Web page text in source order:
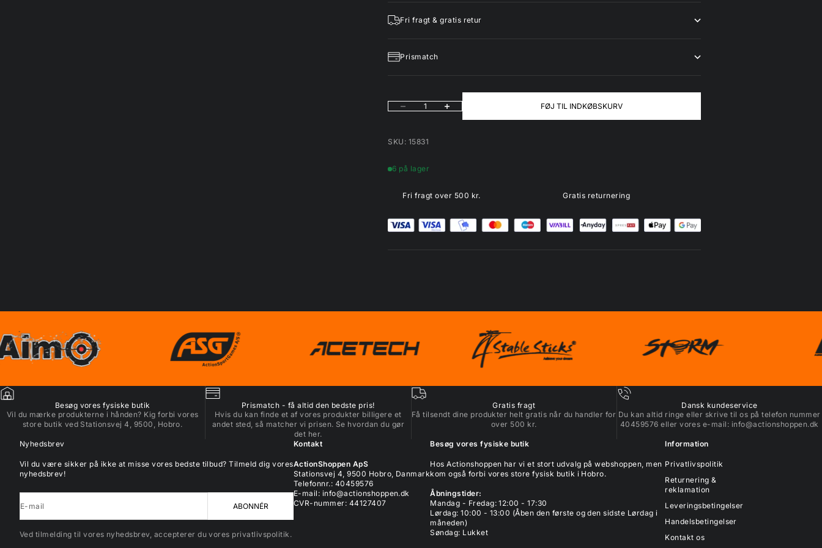
Fri fragt & gratis retur
Prismatch
Sænk antal Øg antal FØJ TIL INDKØBSKURV
SKU: 15831
6 på lager
Fri fragt over 500 kr. Gratis returnering
Besøg vores fysiske butik
Vil du mærke produkterne i hånden? Kig forbi vores
store butik ved Stationsvej 4, 9500, Hobro.
Prismatch - få altid den bedste pris!
Hvis du kan finde et af vores produkter billigere et
andet sted, så matcher vi prisen. Se hvordan du gør
det her.
Gratis fragt
Få tilsendt dine produkter helt gratis når du handler for
over 500 kr.
Dansk kundeservice
Du kan altid ringe eller skrive til os på telefon nummer
40459576 eller vores e-mail: info@actionshoppen.dk
Nyhedsbrev
Vil du være sikker på ikke at misse vores bedste tilbud? Tilmeld dig vores
nyhedsbrev!
E-mail ABONNÉR
Ved tilmelding til vores nyhedsbrev, accepterer du vores privatlivspolitik.
Kontakt
ActionShoppen ApS
Stationsvej 4, 9500 Hobro, Danmark
Telefonnr.: 40459576
E-mail: info@actionshoppen.dk
CVR-nummer: 44127407
Besøg vores fysiske butik
Hos Actionshoppen har vi et stort udvalg på webshoppen, men
kom også forbi vores store fysisk butik i Hobro.
Åbningstider:
Mandag - Fredag: 12:00 - 17:30
Lørdag: 10:00 - 13:00 (Åben den første og den sidste Lørdag i
måneden)
Søndag: Lukket
Information
Privatlivspolitik
Returnering &
reklamation
Leveringsbetingelser
Handelsbetingelser
Kontakt os